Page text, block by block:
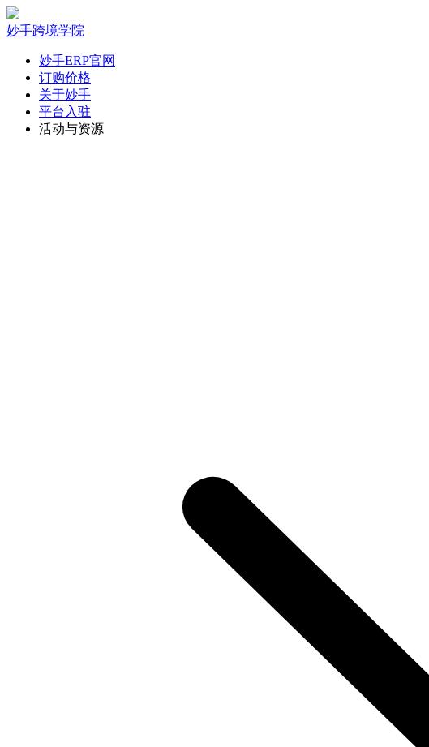
妙手跨境学院
妙手ERP官网
订购价格
关于妙手
平台入驻
活动与资源